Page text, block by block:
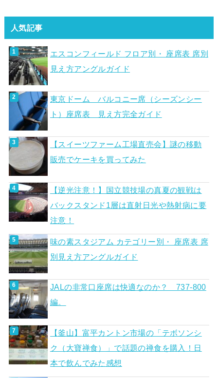
人気記事
エスコンフィールド フロア別・ 座席表 席別
見え方アングルガイド
東京ドーム バルコニー席（シーズンシー
ト）座席表 見え方完全ガイド
【スイーツファーム工場直売会】謎の移動
販売でケーキを買ってみた
【逆光注意！】国立競技場の真夏の観戦は
バックスタンド1層は直射日光や熱射病に要
注意！
味の素スタジアム カテゴリー別・ 座席表 席
別見え方アングルガイド
JALの非常口座席は快適なのか？ 737-800
編。
【釜山】富平カントン市場の「テボソンシ
ク（大寶禅食）」で話題の禅食を購入！日
本で飲んでみた感想